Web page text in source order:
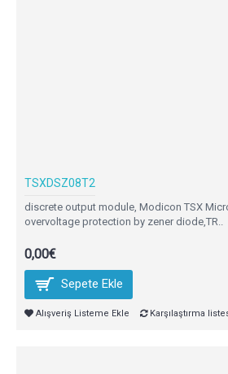
TSXDSZ08T2
discrete output module, Modicon TSX
overvoltage protection by zener diode,TR..
0,00€
Sepete Ekle
Alışveriş Listeme Ekle Karşılaştırma